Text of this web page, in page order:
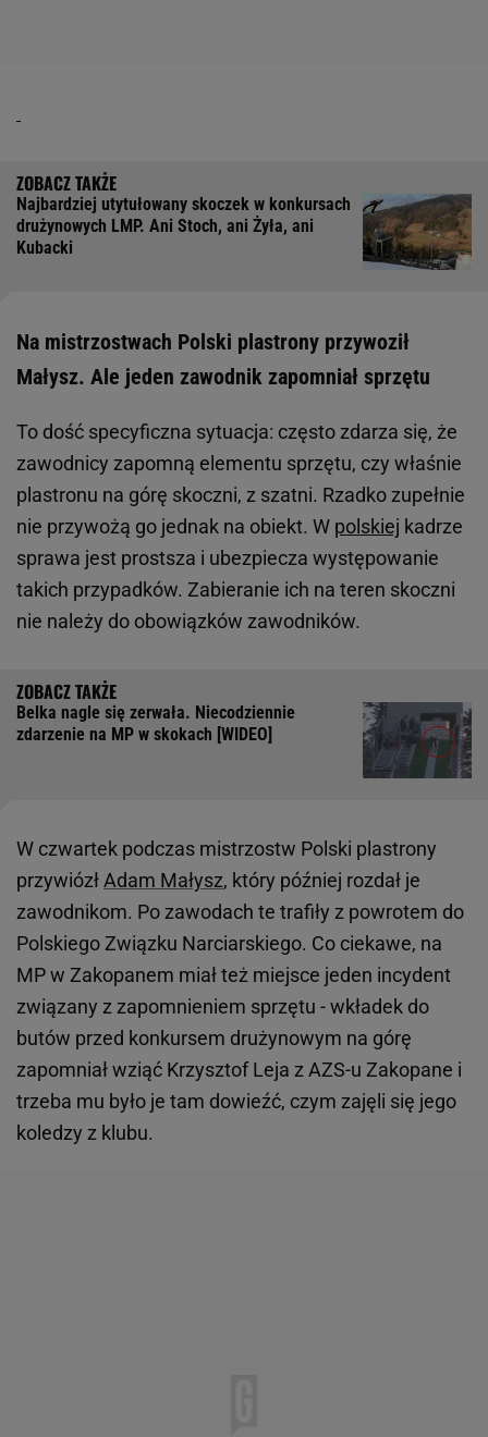
Najbardziej utytułowany skoczek w konkursach
drużynowych LMP. Ani Stoch, ani Żyła, ani
Kubacki
Na mistrzostwach Polski plastrony przywoził
Małysz. Ale jeden zawodnik zapomniał sprzętu
To dość specyficzna sytuacja: często zdarza się, że
zawodnicy zapomną elementu sprzętu, czy właśnie
plastronu na górę skoczni, z szatni. Rzadko zupełnie
nie przywożą go jednak na obiekt. W polskiej kadrze
sprawa jest prostsza i ubezpiecza występowanie
takich przypadków. Zabieranie ich na teren skoczni
nie należy do obowiązków zawodników.
Belka nagle się zerwała. Niecodziennie
zdarzenie na MP w skokach [WIDEO]
W czwartek podczas mistrzostw Polski plastrony
przywiózł Adam Małysz, który później rozdał je
zawodnikom. Po zawodach te trafiły z powrotem do
Polskiego Związku Narciarskiego. Co ciekawe, na
MP w Zakopanem miał też miejsce jeden incydent
związany z zapomnieniem sprzętu - wkładek do
butów przed konkursem drużynowym na górę
zapomniał wziąć Krzysztof Leja z AZS-u Zakopane i
trzeba mu było je tam dowieźć, czym zajęli się jego
koledzy z klubu.